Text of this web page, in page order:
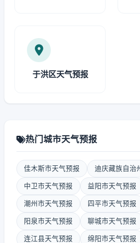
于洪区天气预报
热门城市天气预报
佳木斯市天气预报 迪庆藏族自治
中卫市天气预报 益阳市天气预报
潮州市天气预报 四平市天气预报
阳泉市天气预报 聊城市天气预报
连江县天气预报 绵阳市天气预报